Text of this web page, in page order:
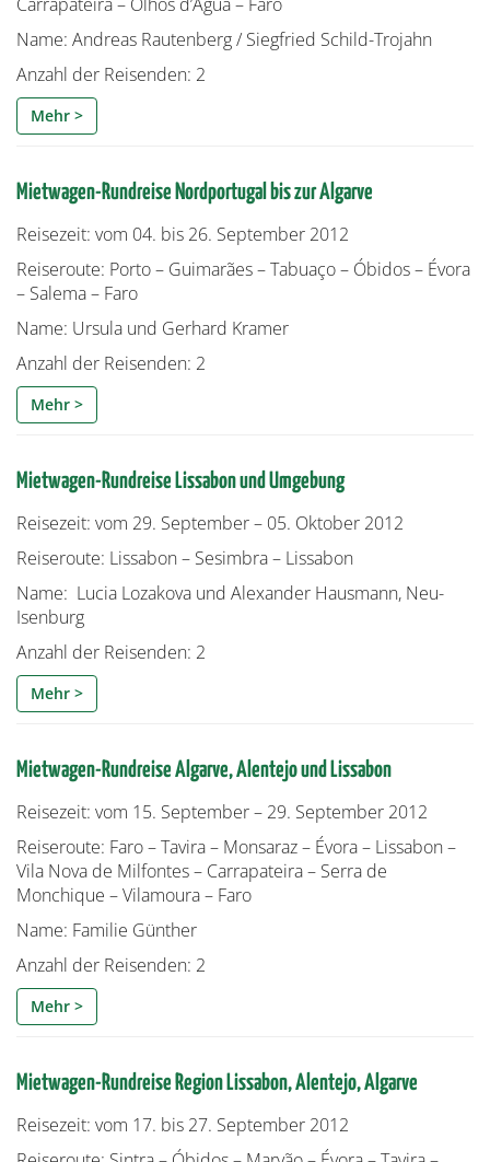
Name: Andreas Rautenberg / Siegfried Schild-Trojahn
Anzahl der Reisenden: 2
Mehr >
Mietwagen-Rundreise Nordportugal bis zur Algarve
Reisezeit: vom 04. bis 26. September 2012
Reiseroute: Porto – Guimarães – Tabuaço – Óbidos – Évora
– Salema – Faro
Name: Ursula und Gerhard Kramer
Anzahl der Reisenden: 2
Mehr >
Mietwagen-Rundreise Lissabon und Umgebung
Reisezeit: vom 29. September – 05. Oktober 2012
Reiseroute: Lissabon – Sesimbra – Lissabon
Name: Lucia Lozakova und Alexander Hausmann, Neu-
Isenburg
Anzahl der Reisenden: 2
Mehr >
Mietwagen-Rundreise Algarve, Alentejo und Lissabon
Reisezeit: vom 15. September – 29. September 2012
Reiseroute: Faro – Tavira – Monsaraz – Évora – Lissabon –
Vila Nova de Milfontes – Carrapateira – Serra de
Monchique – Vilamoura – Faro
Name: Familie Günther
Anzahl der Reisenden: 2
Mehr >
Mietwagen-Rundreise Region Lissabon, Alentejo, Algarve
Reisezeit: vom 17. bis 27. September 2012